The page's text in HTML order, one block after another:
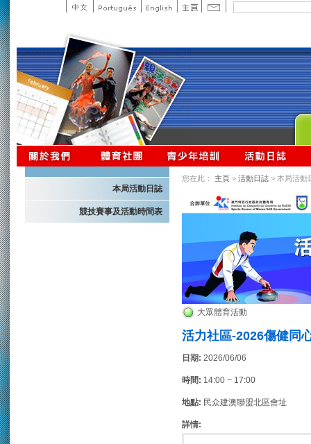
本局活動日誌
競技賽事及活動時間表
您在此： 主頁 > 活動日誌 > 本局活動
大眾體育活動
活力社區-2026傷健同
日期: 2026/06/06
時間: 14:00 ~ 17:00
地點: 民众建澳聯盟北區會址
詳情: